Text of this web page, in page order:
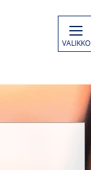
VALIKKO